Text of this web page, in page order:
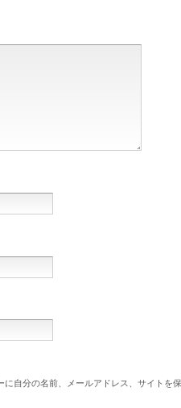
自分の名前、メールアドレス、サイトを